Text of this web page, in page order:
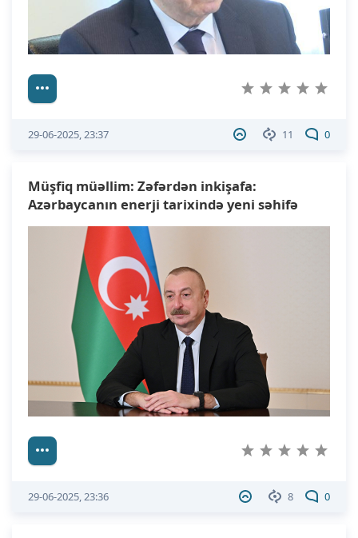
11 0
29-06-2025, 23:37
Müşfiq müəllim: Zəfərdən inkişafa:
Azərbaycanın enerji tarixində yeni səhifə
8 0
29-06-2025, 23:36